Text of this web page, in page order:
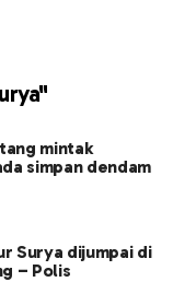
mintak
simpan dendam
Surya dijumpai di
– Polis